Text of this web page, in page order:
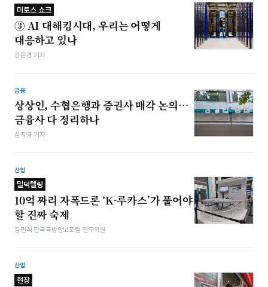
미토스 쇼크
③ AI 대해킹시대, 우리는 어떻게
대응하고 있나
강은경 기자
금융
상상인, 수협은행과 증권사 매각 논의…
금융사 다 정리하나
심지영 기자
산업
밀덕텔링
10억 짜리 자폭드론 ‘K-루카스’가 풀어야
할 진짜 숙제
김민석 한국국방안보포럼 연구위원
산업
현장